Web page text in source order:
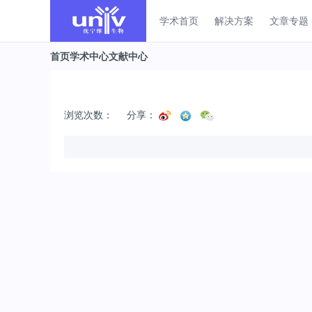
学术首页 解决方案 文章专题
首页学术中心文献中心
浏览次数： 分享：